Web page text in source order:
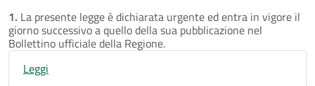
1. La presente legge è dichiarata urgente ed entra in vigore il
giorno successivo a quello della sua pubblicazione nel
Bollettino ufficiale della Regione.
Leggi